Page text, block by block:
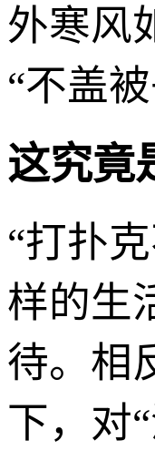
外寒风
“不盖被
这究竟
“打扑
样的生
待。相
下，对